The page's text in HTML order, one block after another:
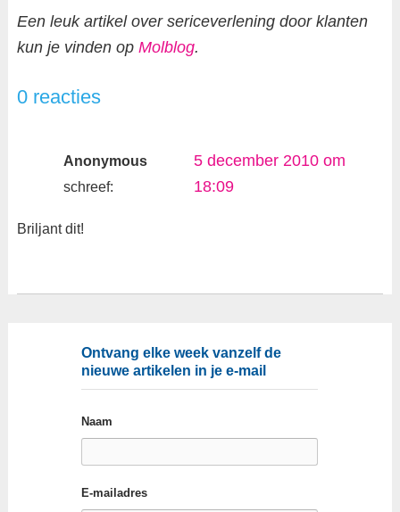
Een leuk artikel over sericeverlening door klanten
kun je vinden op Molblog.
0 reacties
Anonymous
schreef:
5 december 2010 om
18:09
Briljant dit!
Ontvang elke week vanzelf de
nieuwe artikelen in je e-mail
Naam
E-mailadres